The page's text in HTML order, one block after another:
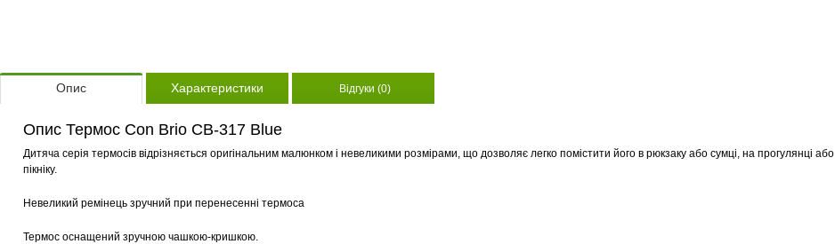
Опис Характеристики Відгуки (0)
Опис Термос Con Brio CB-317 Blue
Дитяча серія термосів відрізняється оригінальним малюнком і невеликими розмірами, що дозволяє легко помістити його в рюкзаку або сумці, на прогулянці або
пікніку.
Невеликий ремінець зручний при перенесенні термоса
Термос оснащений зручною чашкою-кришкою.